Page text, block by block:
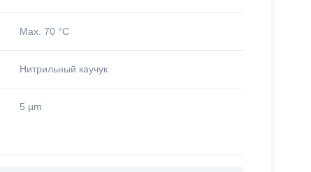
Max. 70 °C
Нитрильный каучук
5 µm